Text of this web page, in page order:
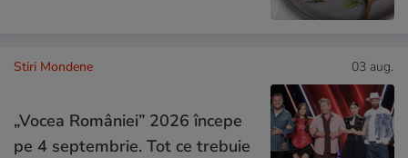
Stiri Mondene 03 aug.
„Vocea României” 2026 începe
pe 4 septembrie. Tot ce trebuie